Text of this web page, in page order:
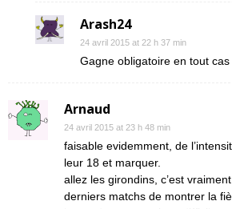
Arash24
24 avril 2015 at 22 h 37 min
Gagne obligatoire en tout cas
Arnaud
24 avril 2015 at 23 h 48 min
faisable evidemment, de
leur 18 et marquer.
allez les girondins, c’est
derniers matchs de montrer la